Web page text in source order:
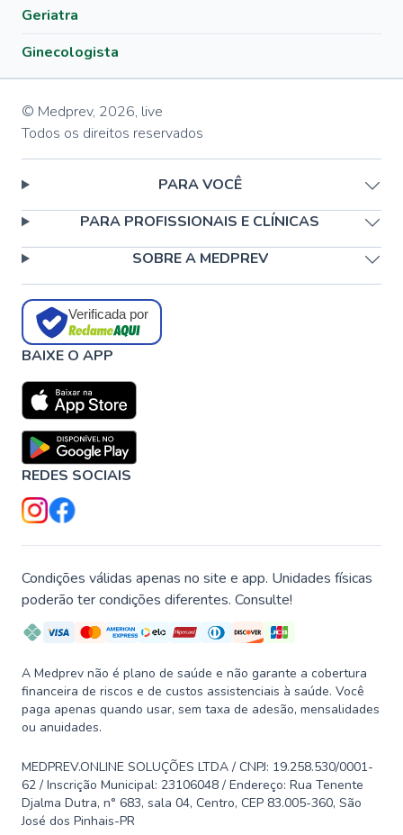
Geriatra
Ginecologista
© Medprev, 2026, live
Todos os direitos reservados
PARA VOCÊ
PARA PROFISSIONAIS E CLÍNICAS
SOBRE A MEDPREV
Verificada por
BAIXE O APP
REDES SOCIAIS
Condições válidas apenas no site e app. Unidades físicas
poderão ter condições diferentes. Consulte!
A Medprev não é plano de saúde e não garante a cobertura
financeira de riscos e de custos assistenciais à saúde. Você
paga apenas quando usar, sem taxa de adesão, mensalidades
ou anuidades.
MEDPREV.ONLINE SOLUÇÕES LTDA / CNPJ: 19.258.530/0001-
62 / Inscrição Municipal: 23106048 / Endereço: Rua Tenente
Djalma Dutra, n° 683, sala 04, Centro, CEP 83.005-360, São
José dos Pinhais-PR